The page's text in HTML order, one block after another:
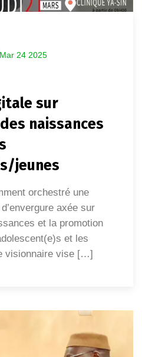
Mar 24 2025
sur
naissances
jeunes
orchestré une
axée sur
et la promotion
et les
visionnaire vise […]